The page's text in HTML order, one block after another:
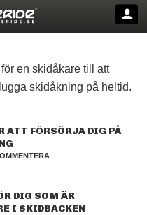
en skidåkare till att
skidåkning på heltid.
ATT FÖRSÖRJA DIG PÅ
DIG SOM ÄR
I SKIDBACKEN